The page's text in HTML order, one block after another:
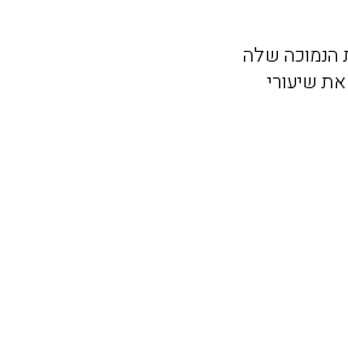
הנמוכה שלה
להשלים את שיעורי